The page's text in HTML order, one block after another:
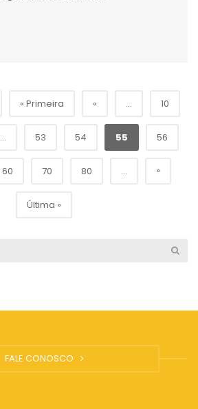
« Primeira « ... 10
... 53 54 55 56
60 70 80 ... »
Última »
FALE CONOSCO